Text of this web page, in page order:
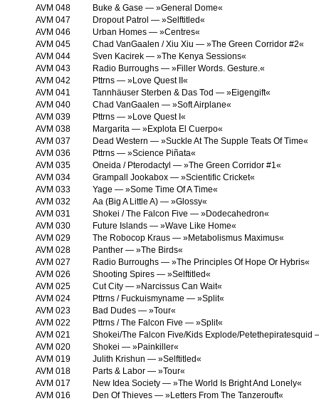
AVM 048
Buke & Gase — »General Dome«
AVM 047
Dropout Patrol — »Selftitled«
AVM 046
Urban Homes — »Centres«
AVM 045
Chad VanGaalen / Xiu Xiu — »The Green Corridor #2«
AVM 044
Sven Kacirek — »The Kenya Sessions«
AVM 043
Radio Burroughs — »Filler Words. Gesture.«
AVM 042
Pttrns — »Love Quest II«
AVM 041
Tannhäuser Sterben & Das Tod — »Eigengift«
AVM 040
Chad VanGaalen — »Soft Airplane«
AVM 039
Pttrns — »Love Quest I«
AVM 038
Margarita — »Explota El Cuerpo«
AVM 037
Dead Western — »Suckle At The Supple Teats Of Time«
AVM 036
Pttrns — »Science Piñata«
AVM 035
Oneida / Pterodactyl — »The Green Corridor #1«
AVM 034
Grampall Jookabox — »Scientific Cricket«
AVM 033
Yage — »Some Time Of A Time«
AVM 032
Aa (Big A Little A) — »Glossy«
AVM 031
Shokei / The Falcon Five — »Dodecahedron«
AVM 030
Future Islands — »Wave Like Home«
AVM 029
The Robocop Kraus — »Metabolismus Maximus«
AVM 028
Panther — »The Birds«
AVM 027
Radio Burroughs — »The Principles Of Hope Or Hybris«
AVM 026
Shooting Spires — »Selftitled«
AVM 025
Cut City — »Narcissus Can Wait«
AVM 024
Pttrns / Fuckuismyname — »Split«
AVM 023
Bad Dudes — »Tour«
AVM 022
Pttrns / The Falcon Five — »Split«
AVM 021
Shokei/The Falcon Five/Kids Explode/Petethepiratesquid
AVM 020
Shokei — »Painkiller«
AVM 019
Julith Krishun — »Selftitled«
AVM 018
Parts & Labor — »Tour«
AVM 017
New Idea Society — »The World Is Bright And Lonely«
AVM 016
Den Of Thieves — »Letters From The Tanzerouft«